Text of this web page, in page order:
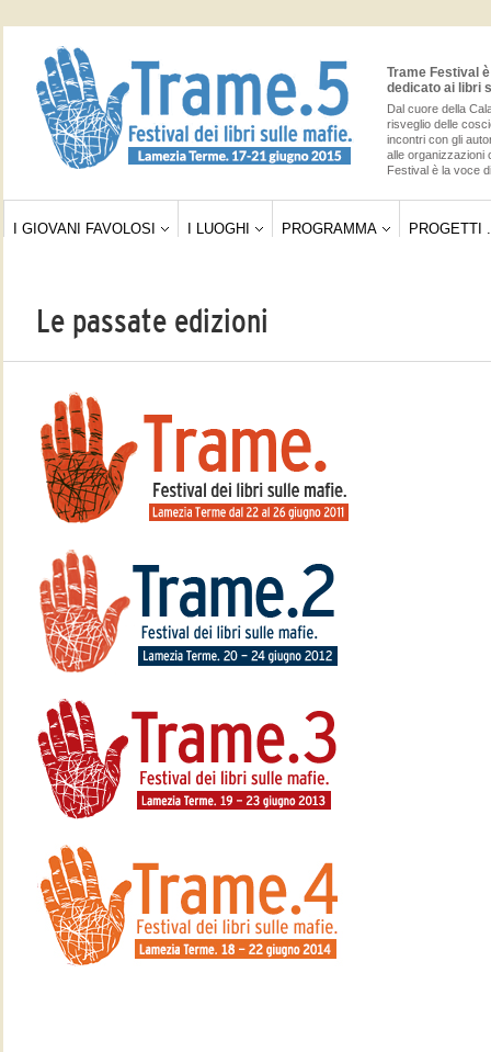
Trame Festival
dedicato ai libri
Dal cuore della
risveglio delle
incontri con gli
alle organizzazioni
Festival è la voce
I GIOVANI FAVOLOSI I LUOGHI PROGRAMMA PROGETTI .
Le passate edizioni